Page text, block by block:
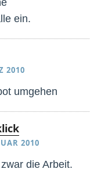
ein.
2010
umgehen
2010
die Arbeit.